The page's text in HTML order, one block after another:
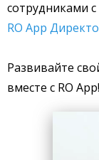
сотрудниками
RO App
Развивайте
вместе с RO App!